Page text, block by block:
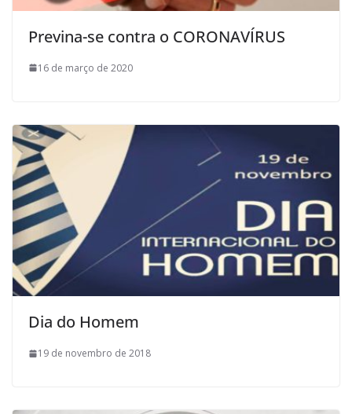
Previna-se contra o CORONAVÍRUS
16 de março de 2020
Dia do Homem
19 de novembro de 2018